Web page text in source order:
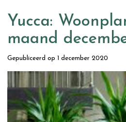
Yucca:
maand
Gepubliceerd op 1 december 2020